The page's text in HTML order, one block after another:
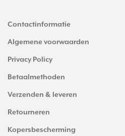
Contactinformatie
Algemene voorwaarden
Privacy Policy
Betaalmethoden
Verzenden & leveren
Retourneren
Kopersbescherming